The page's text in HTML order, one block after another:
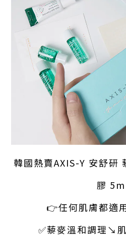
韓國熱賣AXIS-Y 安舒研
膠
👉任何肌膚都適
✅藜麥溫和調理↘